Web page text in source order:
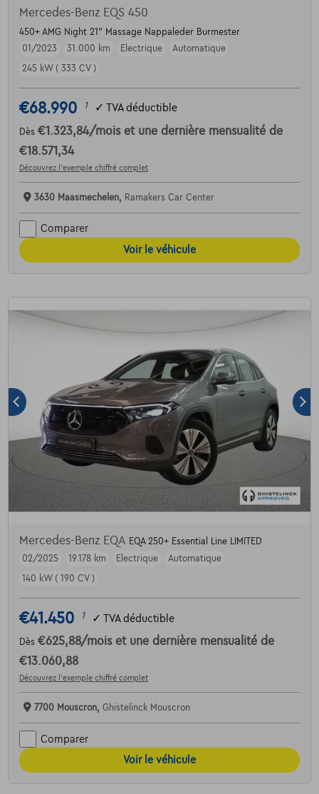
Mercedes-Benz EQS 450
450+ AMG Night 21" Massage Nappaleder Burmester
01/2023
31.000 km Electrique
Automatique
245 kW ( 333 CV )
€68.990 1 ✓ TVA déductible
Dès €1.323,84/mois et une dernière mensualité de
€18.571,34
Découvrez l’exemple chiffré complet
3630 Maasmechelen, Ramakers Car Center
Comparer
Voir le véhicule
Mercedes-Benz EQA EQA 250+ Essential Line LIMITED
02/2025
19.178 km Electrique
Automatique
140 kW ( 190 CV )
€41.450 1 ✓ TVA déductible
Dès €625,88/mois et une dernière mensualité de
€13.060,88
Découvrez l’exemple chiffré complet
7700 Mouscron, Ghistelinck Mouscron
Comparer
Voir le véhicule